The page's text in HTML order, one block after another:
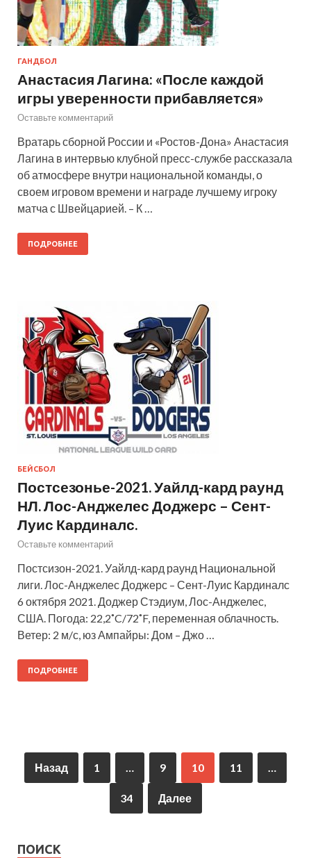
ГАНДБОЛ
Анастасия Лагина: «После каждой
игры уверенности прибавляется»
Оставьте комментарий
Вратарь сборной России и «Ростов-Дона» Анастасия
Лагина в интервью клубной пресс-службе рассказала
об атмосфере внутри национальной команды, о
своем игровом времени и награде лучшему игроку
матча с Швейцарией. – К …
ПОДРОБНЕЕ
БЕЙСБОЛ
Постсезонье-2021. Уайлд-кард раунд
НЛ. Лос-Анджелес Доджерс – Сент-
Луис Кардиналс.
Оставьте комментарий
Постсизон-2021. Уайлд-кард раунд Национальной
лиги. Лос-Анджелес Доджерс – Сент-Луис Кардиналс
6 октября 2021. Доджер Стэдиум, Лос-Анджелес,
США. Погода: 22,2˚C/72˚F, переменная облачность.
Ветер: 2 м/с, юз Ампайры: Дом – Джо …
ПОДРОБНЕЕ
Назад 1 9 10 11
34 Далее
ПОИСК